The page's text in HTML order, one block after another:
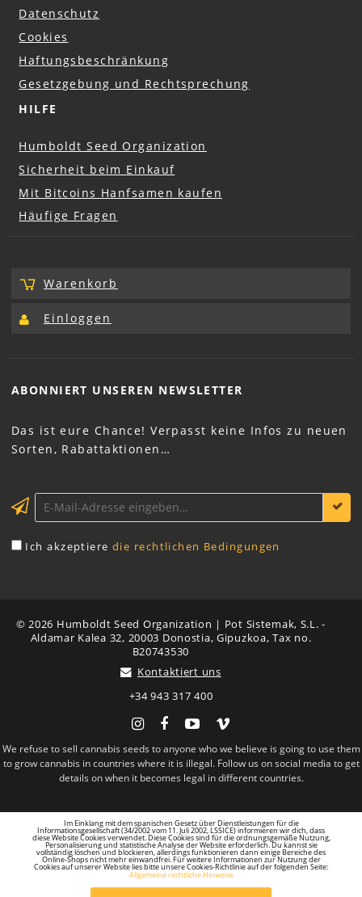
Datenschutz
Cookies
Haftungsbeschränkung
Gesetzgebung und Rechtsprechung
HILFE
Humboldt Seed Organization
Sicherheit beim Einkauf
Mit Bitcoins Hanfsamen kaufen
Häufige Fragen
Warenkorb
Einloggen
ABONNIERT UNSEREN NEWSLETTER
Das ist eure Chance! Verpasst keine Infos zu neuen
Sorten, Rabattaktionen…
Ich akzeptieredie rechtlichen Bedingungen
© 2026 Humboldt Seed Organization | Pot Sistemak, S.L. -
Aldamar Kalea 32, 20003 Donostia, Gipuzkoa, Tax no.
B20743530
Kontaktiert uns
+34 943 317 400
Instagram
Facebook
YouTube
We refuse to sell cannabis seeds to anyone who we believe is going to use them
to grow cannabis in countries where it is illegal. Follow us on social media to get
details on when it becomes legal in different countries.
Personalisierung und statistische Analyse der Website erforderlich. Du kannst sie
vollständig löschen und blockieren, allerdings funktionieren dann einige Bereiche des
Online-Shops nicht mehr einwandfrei. Für weitere Informationen zur Nutzung der
Cookies auf unserer Website lies bitte unsere Cookies-Richtlinie auf der folgenden Seite:
Allgemeine rechtliche Hinweise
COOKIES AKZEPTIEREN